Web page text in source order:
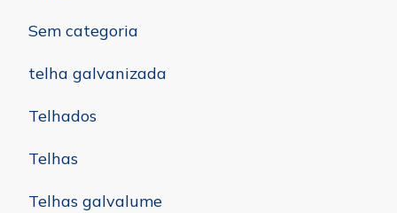
Sem categoria
telha galvanizada
Telhados
Telhas
Telhas galvalume